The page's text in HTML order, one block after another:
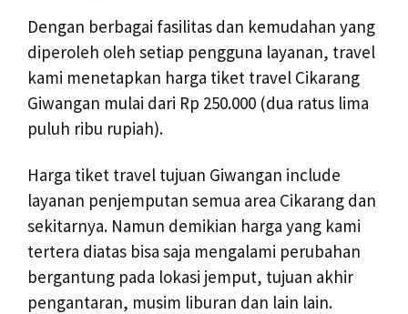
Dengan berbagai fasilitas dan kemudahan yang
diperoleh oleh setiap pengguna layanan, travel
kami menetapkan harga tiket travel Cikarang
Giwangan mulai dari Rp 250.000 (dua ratus lima
puluh ribu rupiah).
Harga tiket travel tujuan Giwangan include
layanan penjemputan semua area Cikarang dan
sekitarnya. Namun demikian harga yang kami
tertera diatas bisa saja mengalami perubahan
bergantung pada lokasi jemput, tujuan akhir
pengantaran, musim liburan dan lain lain.